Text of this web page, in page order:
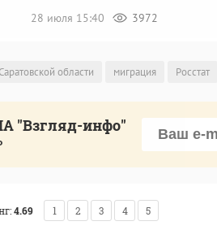
28 июля 15:40
3972
области миграция Росстат
"Взгляд-инфо"
4.69 1 2 3 4 5